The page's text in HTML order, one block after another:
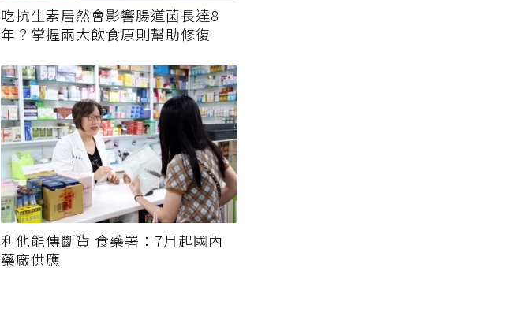
吃抗生素居然會影響腸道菌長達8
年？掌握兩大飲食原則幫助修復
利他能傳斷貨 食藥署：7月起國內
藥廠供應